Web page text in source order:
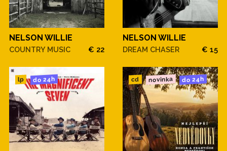
NELSON WILLIE
COUNTRY MUSIC € 22
NELSON WILLIE
DREAM CHASER € 15
lp do 24h cd novinka do 24h